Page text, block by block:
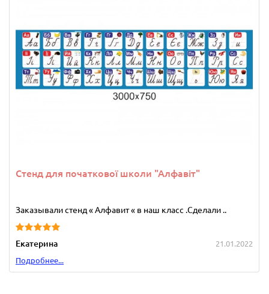
Стенд для початкової школи "Алфавіт"
Заказывали стенд « Алфавит « в наш класс .Сделали ..
Екатерина
21.01.2022
Подробнее...